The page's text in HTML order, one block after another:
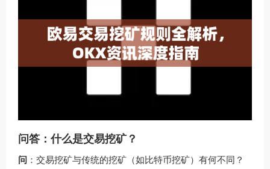
问答：什么是交易挖矿？
问 ：交易挖矿与传统的挖矿（如比特币挖矿）有何不同？